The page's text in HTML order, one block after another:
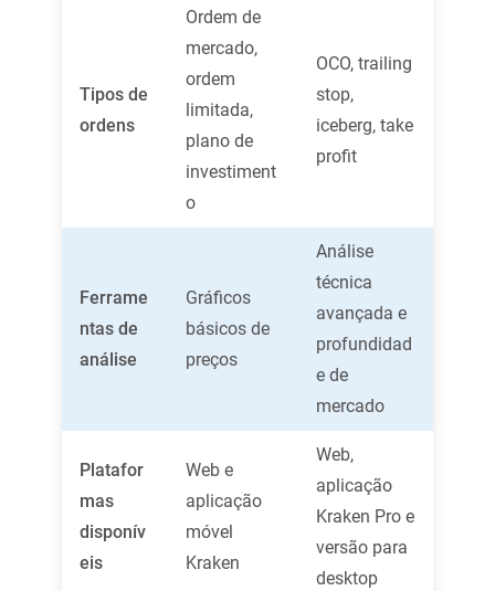
Tipos de
ordens
Ordem de
mercado,
ordem
limitada,
plano de
investiment
o
OCO, trailing
stop,
iceberg, take
profit
Ferrame
ntas de
análise
Gráficos
básicos de
preços
Análise
técnica
avançada e
profundidad
e de
mercado
Platafor
mas
disponív
eis
Web e
aplicação
móvel
Kraken
Web,
aplicação
Kraken Pro e
versão para
desktop